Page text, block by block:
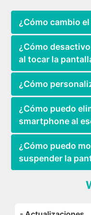
¿Cómo cambio
¿Cómo
al tocar la
¿Cómo
¿Cómo puedo
smartphone al
¿Cómo puedo
suspender la